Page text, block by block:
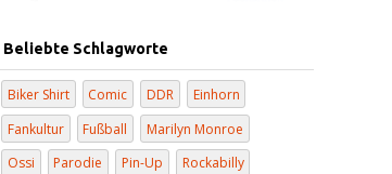
Beliebte Schlagworte
Biker Shirt Comic DDR
Einhorn
Fankultur
Fußball
Marilyn Monroe
Ossi
Parodie Pin-Up
Rockabilly